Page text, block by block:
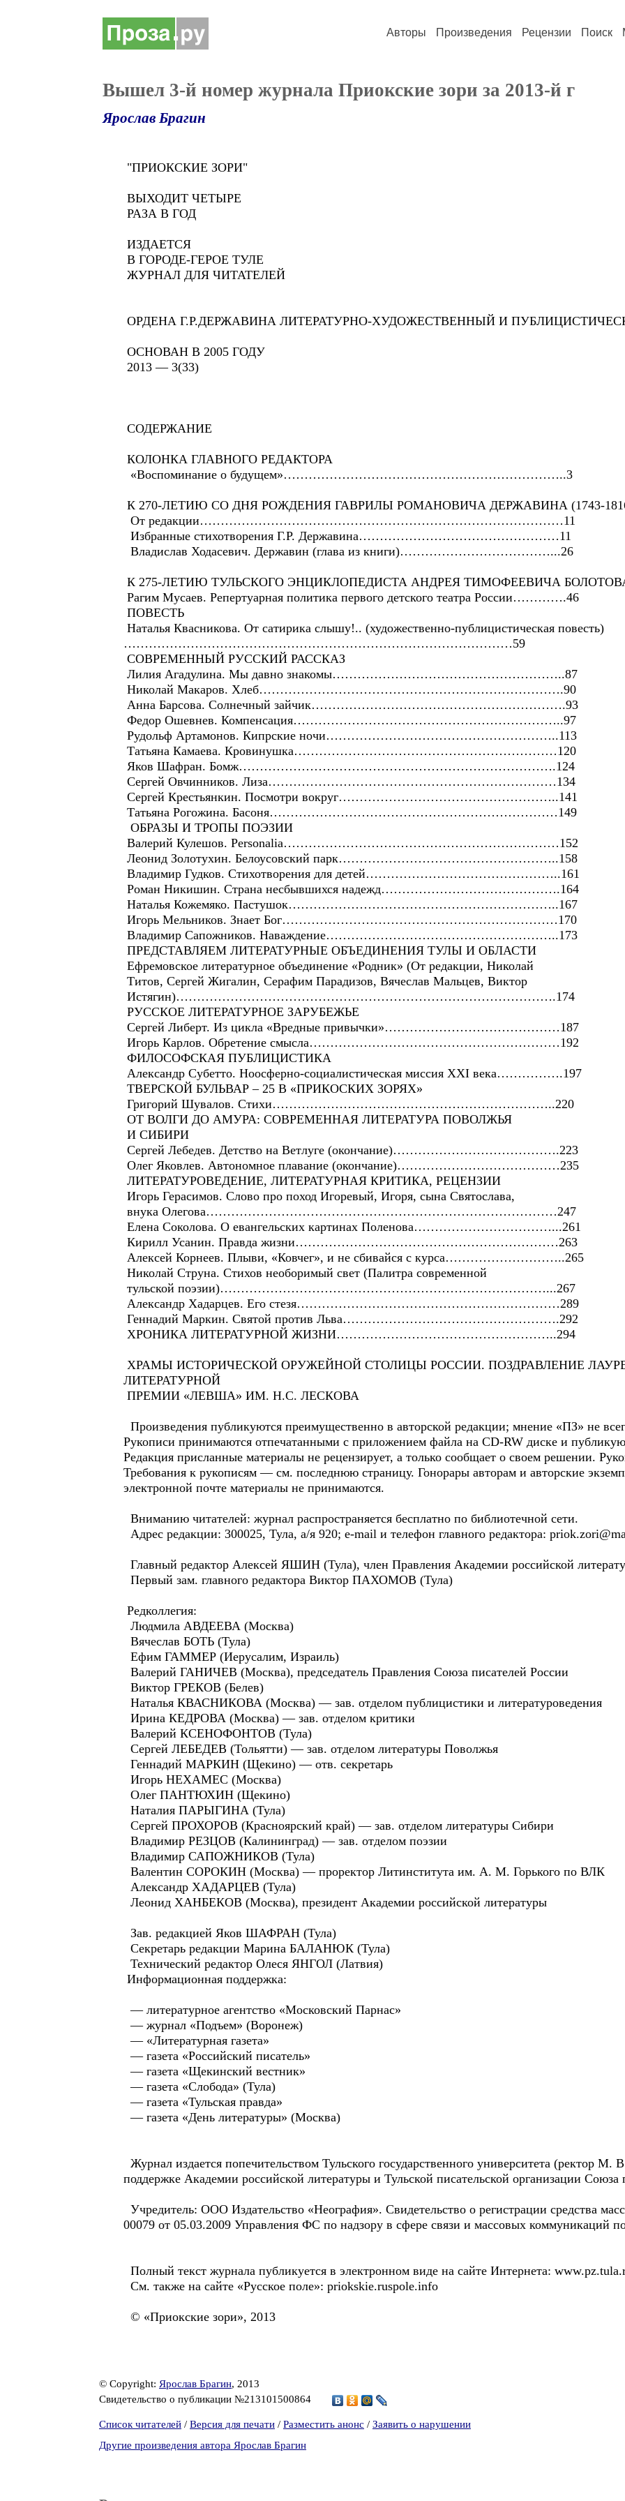
Авторы Произведения Рецензии Поиск
Вышел 3-й номер журнала Приокские зори за 2013-й г
Ярослав Брагин
"ПРИОКСКИЕ ЗОРИ"
ВЫХОДИТ ЧЕТЫРЕ
РАЗА В ГОД
ИЗДАЕТСЯ
В ГОРОДЕ-ГЕРОЕ ТУЛЕ
ЖУРНАЛ ДЛЯ ЧИТАТЕЛЕЙ
ОРДЕНА Г.Р.ДЕРЖАВИНА ЛИТЕРАТУРНО-ХУДОЖЕСТВЕННЫЙ И
ОСНОВАН В 2005 ГОДУ
2013 — 3(33)
СОДЕРЖАНИЕ
КОЛОНКА ГЛАВНОГО РЕДАКТОРА
«Воспоминание о будущем»…………………………………………………………..3
К 270-ЛЕТИЮ СО ДНЯ РОЖДЕНИЯ ГАВРИЛЫ РОМАНОВИЧА ДЕРЖАВИНА (1743-
От редакции……………………………………………………………………………11
Избранные стихотворения Г.Р. Державина…………………………………………11
Владислав Ходасевич. Державин (глава из книги)………………………………...26
К 275-ЛЕТИЮ ТУЛЬСКОГО ЭНЦИКЛОПЕДИСТА АНДРЕЯ ТИМОФЕЕВИЧА
Рагим Мусаев. Репертуарная политика первого детского театра России………….46
ПОВЕСТЬ
Наталья Квасникова. От сатирика слышу!.. (художественно-публицистическая повесть)
…………………………………………………………………………………59
СОВРЕМЕННЫЙ РУССКИЙ РАССКАЗ
Лилия Агадулина. Мы давно знакомы………………………………………………..87
Николай Макаров. Хлеб……………………………………………………………….90
Анна Барсова. Солнечный зайчик…………………………………………………….93
Федор Ошевнев. Компенсация………………………………………………………..97
Рудольф Артамонов. Кипрские ночи………………………………………………..113
Татьяна Камаева. Кровинушка………………………………………………………120
Яков Шафран. Бомж………………………………………………………………….124
Сергей Овчинников. Лиза……………………………………………………………134
Сергей Крестьянкин. Посмотри вокруг……………………………………………..141
Татьяна Рогожина. Басоня……………………………………………………………149
ОБРАЗЫ И ТРОПЫ ПОЭЗИИ
Валерий Кулешов. Personalia…………………………………………………………152
Леонид Золотухин. Белоусовский парк……………………………………………..158
Владимир Гудков. Стихотворения для детей………………………………………..161
Роман Никишин. Страна несбывшихся надежд…………………………………….164
Наталья Кожемяко. Пастушок………………………………………………………..167
Игорь Мельников. Знает Бог…………………………………………………………170
Владимир Сапожников. Наваждение………………………………………………..173
ПРЕДСТАВЛЯЕМ ЛИТЕРАТУРНЫЕ ОБЪЕДИНЕНИЯ ТУЛЫ И ОБЛАСТИ
Ефремовское литературное объединение «Родник» (От редакции, Николай
Титов, Сергей Жигалин, Серафим Парадизов, Вячеслав Мальцев, Виктор
Истягин)……………………………………………………………………………….174
РУССКОЕ ЛИТЕРАТУРНОЕ ЗАРУБЕЖЬЕ
Сергей Либерт. Из цикла «Вредные привычки»……………………………………187
Игорь Карлов. Обретение смысла……………………………………………………192
ФИЛОСОФСКАЯ ПУБЛИЦИСТИКА
Александр Субетто. Ноосферно-социалистическая миссия XXI века…………….197
ТВЕРСКОЙ БУЛЬВАР – 25 В «ПРИКОСКИХ ЗОРЯХ»
Григорий Шувалов. Стихи…………………………………………………………..220
ОТ ВОЛГИ ДО АМУРА: СОВРЕМЕННАЯ ЛИТЕРАТУРА ПОВОЛЖЬЯ
И СИБИРИ
Сергей Лебедев. Детство на Ветлуге (окончание)………………………………….223
Олег Яковлев. Автономное плавание (окончание)…………………………………235
ЛИТЕРАТУРОВЕДЕНИЕ, ЛИТЕРАТУРНАЯ КРИТИКА, РЕЦЕНЗИИ
Игорь Герасимов. Слово про поход Игоревый, Игоря, сына Святослава,
внука Олегова…………………………………………………………………………247
Елена Соколова. О евангельских картинах Поленова……………………………...261
Кирилл Усанин. Правда жизни………………………………………………………263
Алексей Корнеев. Плыви, «Ковчег», и не сбивайся с курса………………………..265
Николай Струна. Стихов необоримый свет (Палитра современной
тульской поэзии)……………………………………………………………………...267
Александр Хадарцев. Его стезя………………………………………………………289
Геннадий Маркин. Святой против Льва…………………………………………….292
ХРОНИКА ЛИТЕРАТУРНОЙ ЖИЗНИ……………………………………………..294
ХРАМЫ ИСТОРИЧЕСКОЙ ОРУЖЕЙНОЙ СТОЛИЦЫ РОССИИ. ПОЗДРАВЛЕНИЕ
ЛИТЕРАТУРНОЙ
ПРЕМИИ «ЛЕВША» ИМ. Н.С. ЛЕСКОВА
Произведения публикуются преимущественно в авторской редакции; мнение «ПЗ» не
Рукописи принимаются отпечатанными с приложением файла на CD-RW диске и
Редакция присланные материалы не рецензирует, а только сообщает о своем решении.
Требования к рукописям — см. последнюю страницу. Гонорары авторам и авторские
электронной почте материалы не принимаются.
Вниманию читателей: журнал распространяется бесплатно по библиотечной сети.
Адрес редакции: 300025, Тула, а/я 920; e-mail и телефон главного редактора:
Главный редактор Алексей ЯШИН (Тула), член Правления Академии российской
Первый зам. главного редактора Виктор ПАХОМОВ (Тула)
Редколлегия:
Людмила АВДЕЕВА (Москва)
Вячеслав БОТЬ (Тула)
Ефим ГАММЕР (Иерусалим, Израиль)
Валерий ГАНИЧЕВ (Москва), председатель Правления Союза писателей России
Виктор ГРЕКОВ (Белев)
Наталья КВАСНИКОВА (Москва) — зав. отделом публицистики и литературоведения
Ирина КЕДРОВА (Москва) — зав. отделом критики
Валерий КСЕНОФОНТОВ (Тула)
Сергей ЛЕБЕДЕВ (Тольятти) — зав. отделом литературы Поволжья
Геннадий МАРКИН (Щекино) — отв. секретарь
Игорь НЕХАМЕС (Москва)
Олег ПАНТЮХИН (Щекино)
Наталия ПАРЫГИНА (Тула)
Сергей ПРОХОРОВ (Красноярский край) — зав. отделом литературы Сибири
Владимир РЕЗЦОВ (Калининград) — зав. отделом поэзии
Владимир САПОЖНИКОВ (Тула)
Валентин СОРОКИН (Москва) — проректор Литинститута им. А. М. Горького по ВЛК
Александр ХАДАРЦЕВ (Тула)
Леонид ХАНБЕКОВ (Москва), президент Академии российской литературы
Зав. редакцией Яков ШАФРАН (Тула)
Секретарь редакции Марина БАЛАНЮК (Тула)
Технический редактор Олеся ЯНГОЛ (Латвия)
Информационная поддержка:
— литературное агентство «Московский Парнас»
— журнал «Подъем» (Воронеж)
— «Литературная газета»
— газета «Российский писатель»
— газета «Щекинский вестник»
— газета «Слобода» (Тула)
— газета «Тульская правда»
— газета «День литературы» (Москва)
Журнал издается попечительством Тульского государственного университета (ректор М.
поддержке Академии российской литературы и Тульской писательской организации Союза
Учредитель: ООО Издательство «Неография». Свидетельство о регистрации средства
00079 от 05.03.2009 Управления ФС по надзору в сфере связи и массовых коммуникаций
Полный текст журнала публикуется в электронном виде на сайте Интернета:
См. также на сайте «Русское поле»: priokskie.ruspole.info
© «Приокские зори», 2013
© Copyright: Ярослав Брагин, 2013
Свидетельство о публикации №213101500864
Список читателей / Версия для печати / Разместить анонс / Заявить о нарушении
Другие произведения автора Ярослав Брагин